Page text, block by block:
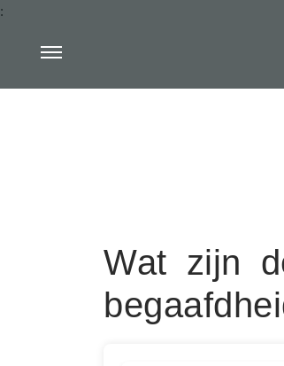
:
Wat zijn